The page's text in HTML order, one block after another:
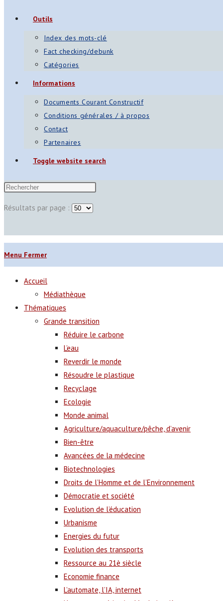
Outils
Index des mots-clé
Fact checking/debunk
Catégories
Informations
Documents Courant Constructif
Conditions générales / à propos
Contact
Partenaires
Toggle website search
Résultats par page :
Menu Fermer
Accueil
Médiathèque
Thématiques
Grande transition
Réduire le carbone
L’eau
Reverdir le monde
Résoudre le plastique
Recyclage
Ecologie
Monde animal
Agriculture/aquaculture/pêche, d’avenir
Bien-être
Avancées de la médecine
Biotechnologies
Droits de l’Homme et de l’Environnement
Démocratie et société
Evolution de l’éducation
Urbanisme
Energies du futur
Evolution des transports
Ressource au 21è siècle
Economie finance
L’automate, l’IA, internet